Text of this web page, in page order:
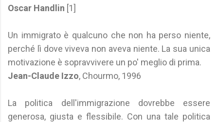
Oscar Handlin [1]
Un immigrato è qualcuno che non ha perso niente,
perché lì dove viveva non aveva niente. La sua unica
motivazione è sopravvivere un po' meglio di prima.
Jean-Claude Izzo, Chourmo, 1996
La politica dell'immigrazione dovrebbe essere
generosa, giusta e flessibile. Con una tale politica